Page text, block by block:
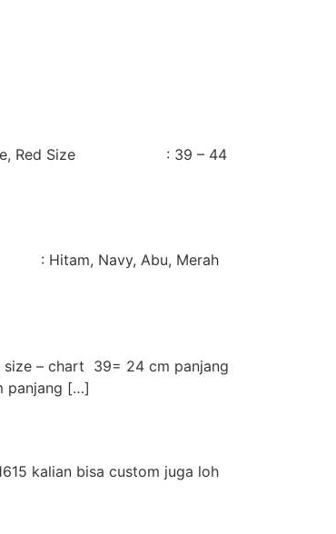
Blue, Red Size : 39 – 44
Hitam, Navy, Abu, Merah
– chart 39= 24 cm panjang
panjang […]
bisa custom juga loh